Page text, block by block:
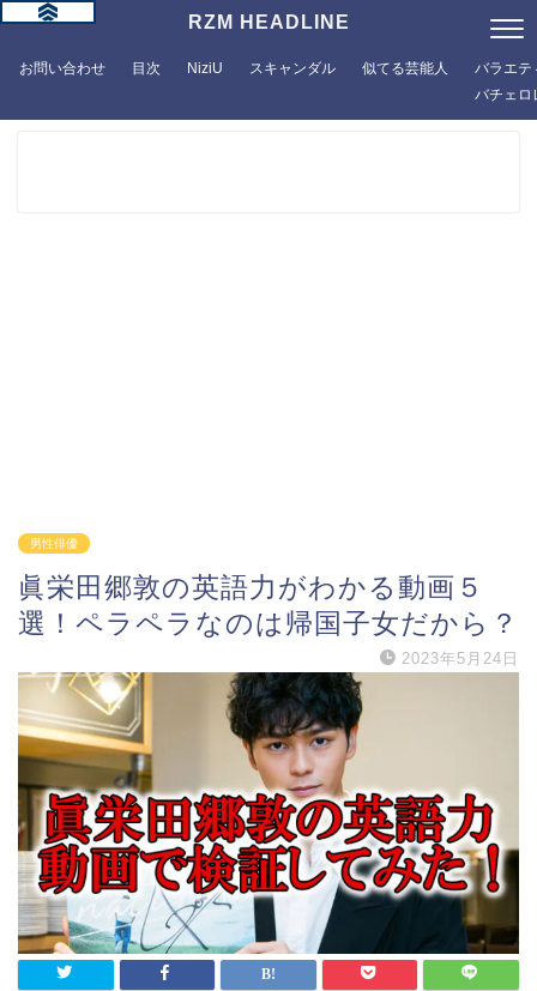
RZM HEADLINE
お問い合わせ 目次 NiziU スキャンダル 似てる芸能人
バラエテ
バチェロ
男性俳優
眞栄田郷敦の英語力がわかる動画５
選！ペラペラなのは帰国子女だから？
2023年5月24日